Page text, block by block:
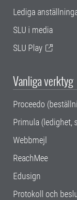
Lediga
SLU i media
SLU Play
Vanliga verktyg
Proceedo
Primula (ledighet,
Webbmejl
ReachMee
Edusign
Protokoll och